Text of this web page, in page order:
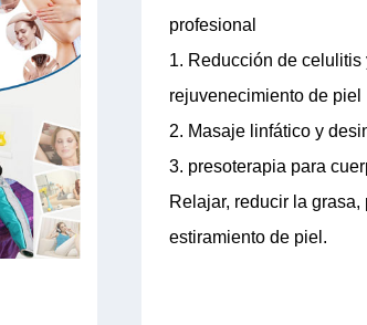
profesional
1. Reducción de celulitis
rejuvenecimiento de piel
2. Masaje linfático y
3. presoterapia para
Relajar, reducir la grasa,
estiramiento de piel.